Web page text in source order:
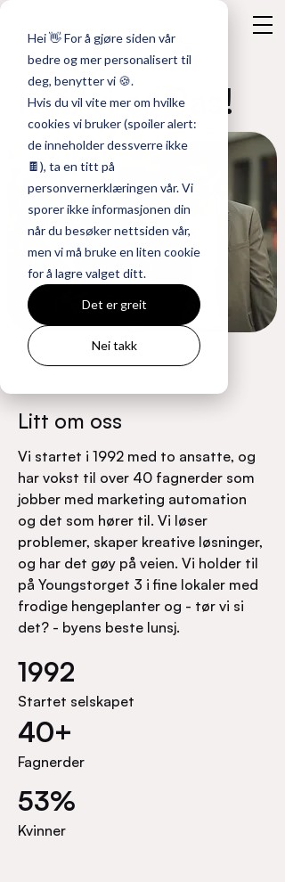
Hei 👋 For å gjøre siden vår
bedre og mer personalisert til
deg, benytter vi 🍪.
Hvis du vil vite mer om hvilke
cookies vi bruker (spoiler alert:
de inneholder dessverre ikke
🍫), ta en titt på
personvernerklæringen vår. Vi
sporer ikke informasjonen din
når du besøker nettsiden vår,
men vi må bruke en liten cookie
for å lagre valget ditt.
Det er greit
Nei takk
Hei, vi er Bas!
Litt om oss
Vi startet i 1992 med to ansatte, og
har vokst til over 40 fagnerder som
jobber med marketing automation
og det som hører til. Vi løser
problemer, skaper kreative løsninger,
og har det gøy på veien. Vi holder til
på Youngstorget 3 i fine lokaler med
frodige hengeplanter og - tør vi si
det? - byens beste lunsj.
1992
Startet selskapet
40+
Fagnerder
53%
Kvinner